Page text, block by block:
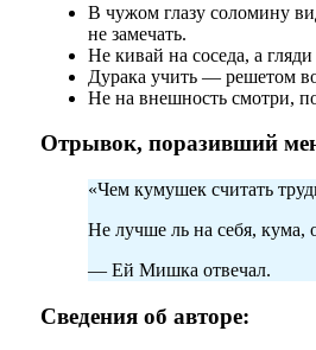
В чужом глазу соломину
не замечать.
Не кивай на соседа, а гляди
Дурака учить — решетом
Не на внешность смотри,
Отрывок, поразивший
«Чем кумушек считать
Не лучше ль на себя, кума,
— Ей Мишка отвечал.
Сведения об авторе: